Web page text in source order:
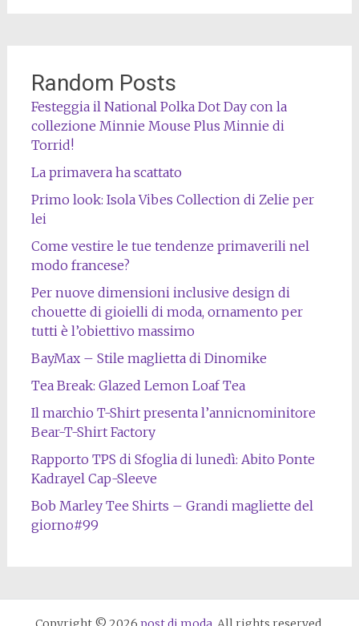
Random Posts
Festeggia il National Polka Dot Day con la
collezione Minnie Mouse Plus Minnie di
Torrid!
La primavera ha scattato
Primo look: Isola Vibes Collection di Zelie per
lei
Come vestire le tue tendenze primaverili nel
modo francese?
Per nuove dimensioni inclusive design di
chouette di gioielli di moda, ornamento per
tutti è l’obiettivo massimo
BayMax – Stile maglietta di Dinomike
Tea Break: Glazed Lemon Loaf Tea
Il marchio T-Shirt presenta l’annicnominitore
Bear-T-Shirt Factory
Rapporto TPS di Sfoglia di lunedì: Abito Ponte
Kadrayel Cap-Sleeve
Bob Marley Tee Shirts – Grandi magliette del
giorno#99